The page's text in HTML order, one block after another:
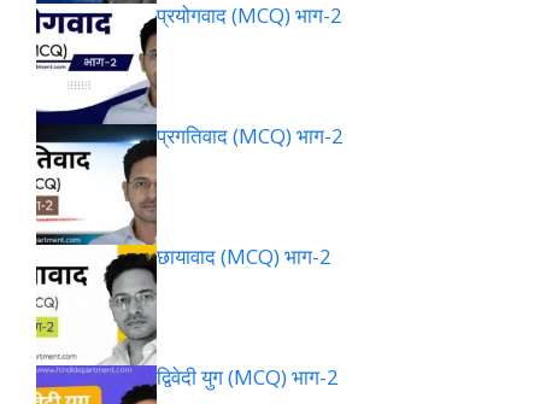
प्रयोगवाद (MCQ) भाग-2
प्रगतिवाद (MCQ) भाग-2
छायावाद (MCQ) भाग-2
द्विवेदी युग (MCQ) भाग-2